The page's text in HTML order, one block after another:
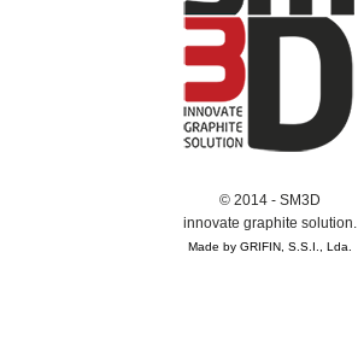
© 2014 - SM3D
innovate graphite solution.
Made by GRIFIN, S.S.I., Lda.